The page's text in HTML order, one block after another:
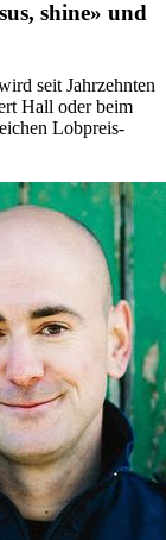
shine» und
seit Jahrzehnten
Hall oder beim
Lobpreis-